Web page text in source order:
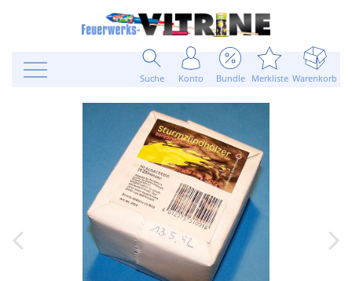
Suche Konto Bundle Merkliste Warenkorb